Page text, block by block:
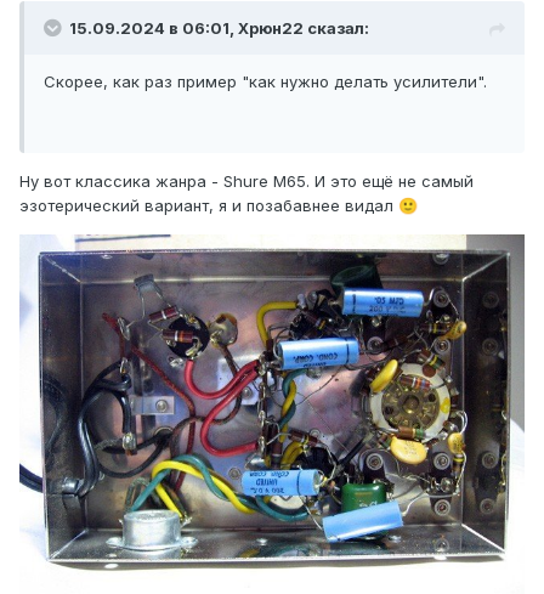
15.09.2024 в 06:01, Xpюн22 сказал:
Скорее, как раз пример "как нужно делать усилители".
Ну вот классика жанра - Shure M65. И это ещё не самый
эзотерический вариант, я и позабавнее видал 🙂